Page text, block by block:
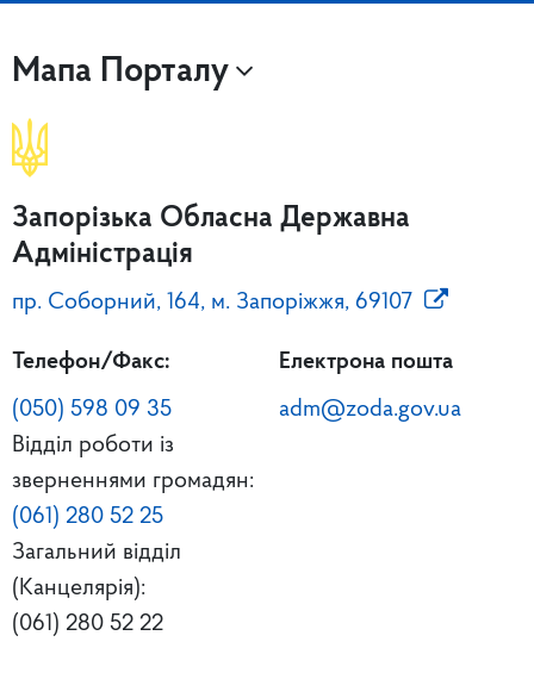
Мапа Порталу
Запорізька Обласна Державна
Адміністрація
пр. Соборний, 164, м. Запоріжжя, 69107
Телефон/Факс:
(050) 598 09 35
Відділ роботи із
зверненнями громадян:
(061) 280 52 25
Загальний відділ
(Канцелярія):
(061) 280 52 22
Електрона пошта
adm@zoda.gov.ua